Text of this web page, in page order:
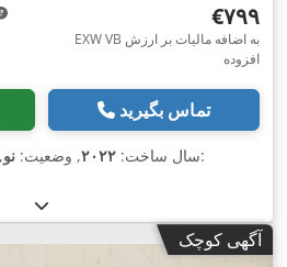
‎€۷۹۹
EXW VB به اضافه مالیات بر ارزش
افزوده
تماس بگیرید
سال ساخت: ۲۰۲۲, وضعیت: نو
, شماره دستگاه/وسیله نقلیه:
آگهی کوچک